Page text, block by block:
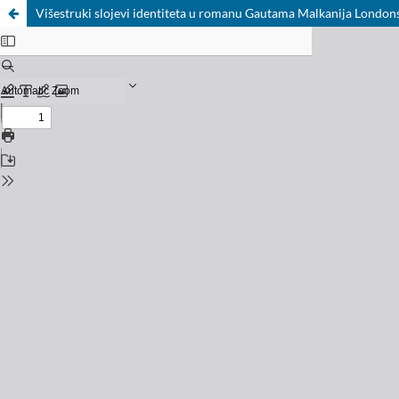
Višestruki slojevi identiteta u romanu Gautama Malkanija